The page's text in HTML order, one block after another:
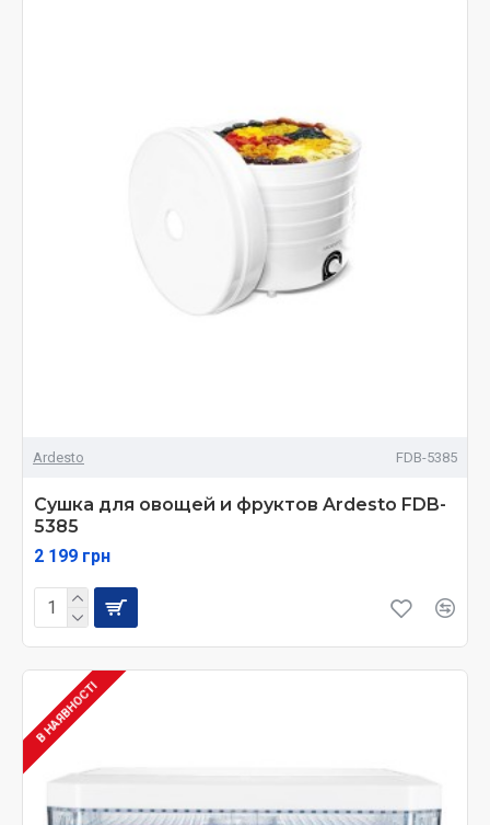
Ardesto FDB-5385
Сушка для овощей и фруктов Ardesto FDB-
5385
2 199 грн
В НАЯВНОСТІ